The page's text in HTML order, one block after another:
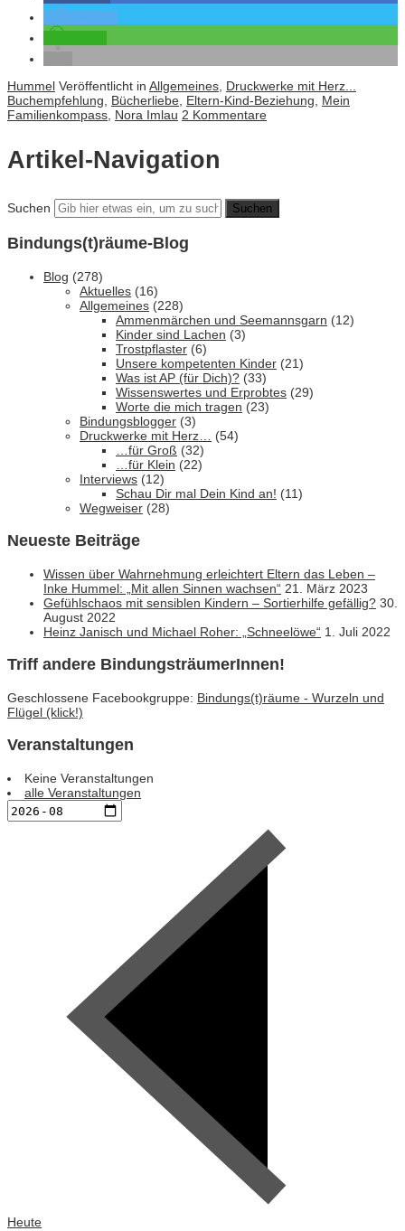
Hummel Veröffentlicht in Allgemeines, Druckwerke mit Herz...
Buchempfehlung, Bücherliebe, Eltern-Kind-Beziehung, Mein
Familienkompass, Nora Imlau 2 Kommentare
Artikel-Navigation
Suchen
Bindungs(t)räume-Blog
Blog (278)
Aktuelles (16)
Allgemeines (228)
Ammenmärchen und Seemannsgarn (12)
Kinder sind Lachen (3)
Trostpflaster (6)
Unsere kompetenten Kinder (21)
Was ist AP (für Dich)? (33)
Wissenswertes und Erprobtes (29)
Worte die mich tragen (23)
Bindungsblogger (3)
Druckwerke mit Herz… (54)
…für Groß (32)
…für Klein (22)
Interviews (12)
Schau Dir mal Dein Kind an! (11)
Wegweiser (28)
Neueste Beiträge
Wissen über Wahrnehmung erleichtert Eltern das Leben –
Inke Hummel: „Mit allen Sinnen wachsen“ 21. März 2023
Gefühlschaos mit sensiblen Kindern – Sortierhilfe gefällig? 30.
August 2022
Heinz Janisch und Michael Roher: „Schneelöwe“ 1. Juli 2022
Triff andere BindungsträumerInnen!
Geschlossene Facebookgruppe: Bindungs(t)räume - Wurzeln und
Flügel (klick!)
Veranstaltungen
Keine Veranstaltungen
alle Veranstaltungen
Heute